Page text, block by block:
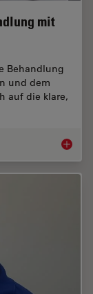
mit
Behandlung
und dem
auf die klare,